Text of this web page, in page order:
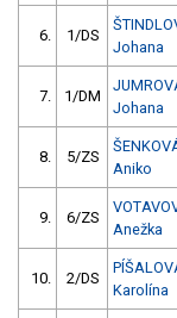
6. 1/DS
Johana
7. 1/DM
Johana
8. 5/ZS
Aniko
9. 6/ZS
Anežka
10. 2/DS
Karolína